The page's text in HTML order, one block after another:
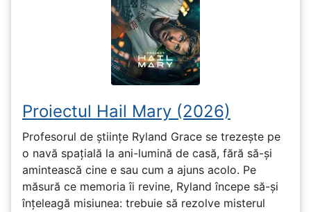
Proiectul Hail Mary (2026)
Profesorul de științe Ryland Grace se trezește pe
o navă spațială la ani-lumină de casă, fără să-și
amintească cine e sau cum a ajuns acolo. Pe
măsură ce memoria îi revine, Ryland începe să-și
înțeleagă misiunea: trebuie să rezolve misterul